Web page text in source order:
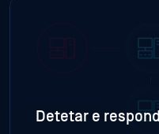
Detetar e